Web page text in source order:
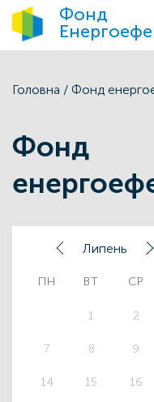
Фонд
Головна / Фонд
Фонд
ПН ВТ СР
1 2
7 8 9
14 15 16
Липень